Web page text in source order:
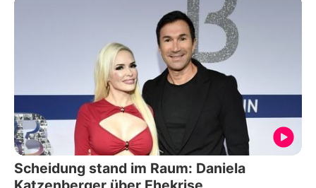
Scheidung stand im Raum: Daniela